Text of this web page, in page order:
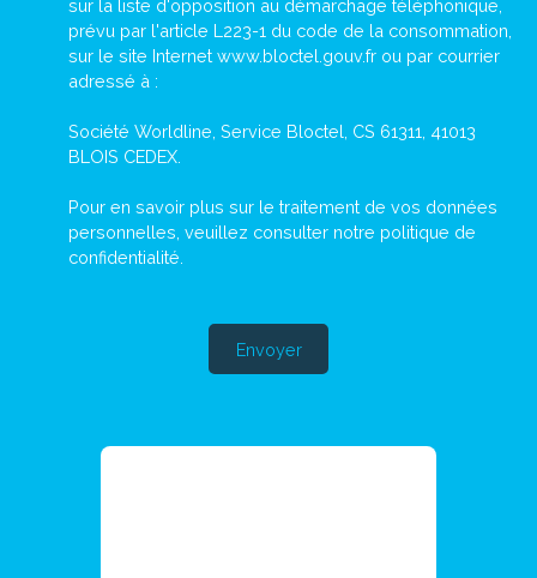
sur la liste d'opposition au démarchage téléphonique,
prévu par l'article L223-1 du code de la consommation,
sur le site Internet www.bloctel.gouv.fr ou par courrier
adressé à :
Société Worldline, Service Bloctel, CS 61311, 41013
BLOIS CEDEX.
Pour en savoir plus sur le traitement de vos données
personnelles, veuillez consulter notre politique de
confidentialité
Envoyer